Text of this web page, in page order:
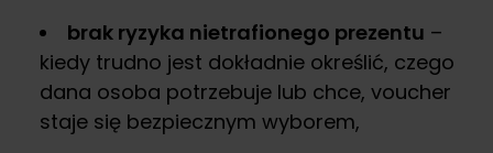
brak ryzyka nietrafionego prezentu –
kiedy trudno jest dokładnie określić, czego
dana osoba potrzebuje lub chce, voucher
staje się bezpiecznym wyborem,